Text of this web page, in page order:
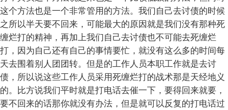
这个方法也是一个非常管用的方法。我们自己去讨债的时候
之所以半天要不回来，可能最大的原因就是我们没有那种死
缠烂打的精神，再加上我们自己去讨债也不可能去死缠烂
打，因为自己还有自己的事情要忙，就没有这么多的时间每
天去围着别人团团转。但是的工作人员本职工作就是去讨
债，所以说这些工作人员采用死缠烂打的战术那是天经地义
的。比方说我们平时就是打电话去催一下，要得回来就要，
要不回来的话那你就没有办法，但是就可以反复的打电话过